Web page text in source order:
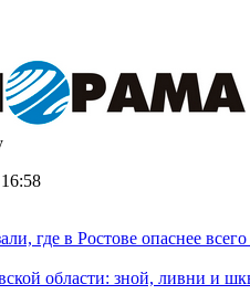
где в Ростове опаснее
области: зной, ливни и